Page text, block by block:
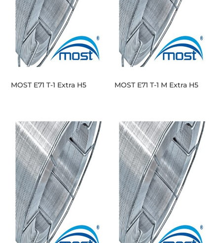
MOST E71 T-1 Extra H5 MOST E71 T-1 M Extra H5